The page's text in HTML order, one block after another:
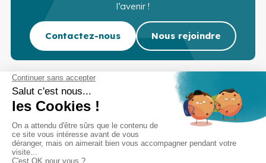
l’avenir !
Contactez-nous Nous rejoindre
Cabinet d’experts-comptables commissaires aux